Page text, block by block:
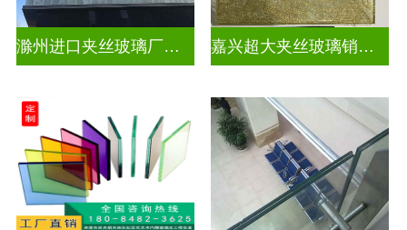
滁州进口夹丝玻璃厂电话 嘉兴超大夹丝玻璃销售公司